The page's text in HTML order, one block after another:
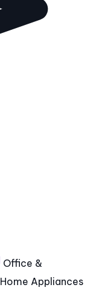
Office &
Home Appliances